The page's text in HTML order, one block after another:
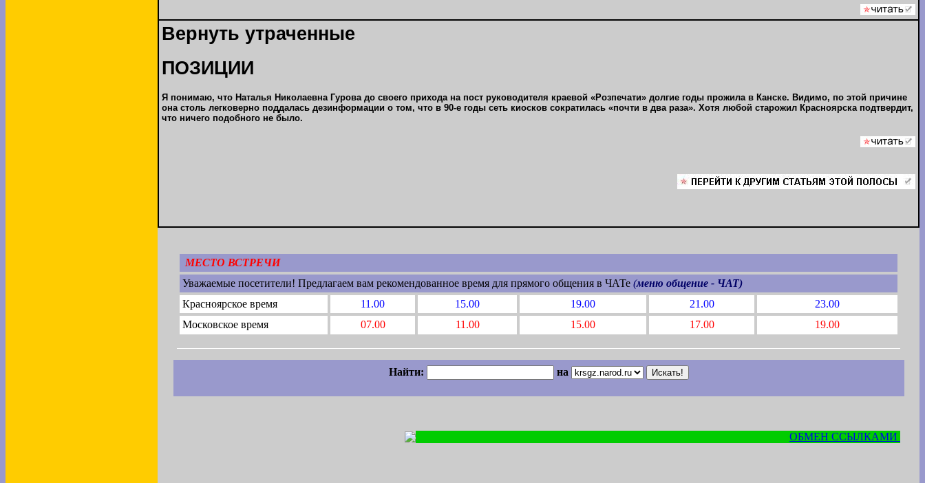
Вернуть утраченные
ПОЗИЦИИ
Я понимаю, что Наталья Николаевна Гурова до своего прихода на пост руководителя краевой «Розпечати» долгие годы прожила в Канске. Видимо, по этой причине
она столь легковерно поддалась дезинформации о том, что в 90-е годы сеть киосков сократилась «почти в два раза». Хотя любой старожил Красноярска подтвердит,
что ничего подобного не было.
МЕСТО ВСТРЕЧИ
Уважаемые посетители! Предлагаем вам рекомендованное время для прямого общения в ЧАТе (меню общение - ЧАТ)
Красноярское время
11.00 15.00 19.00 21.00
23.00
Московское время
07.00 11.00 15.00 17.00 19.00
Найти: на
ОБМЕН ССЫЛКАМИ